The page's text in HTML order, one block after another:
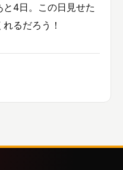
4日。この日見せた
るだろう！